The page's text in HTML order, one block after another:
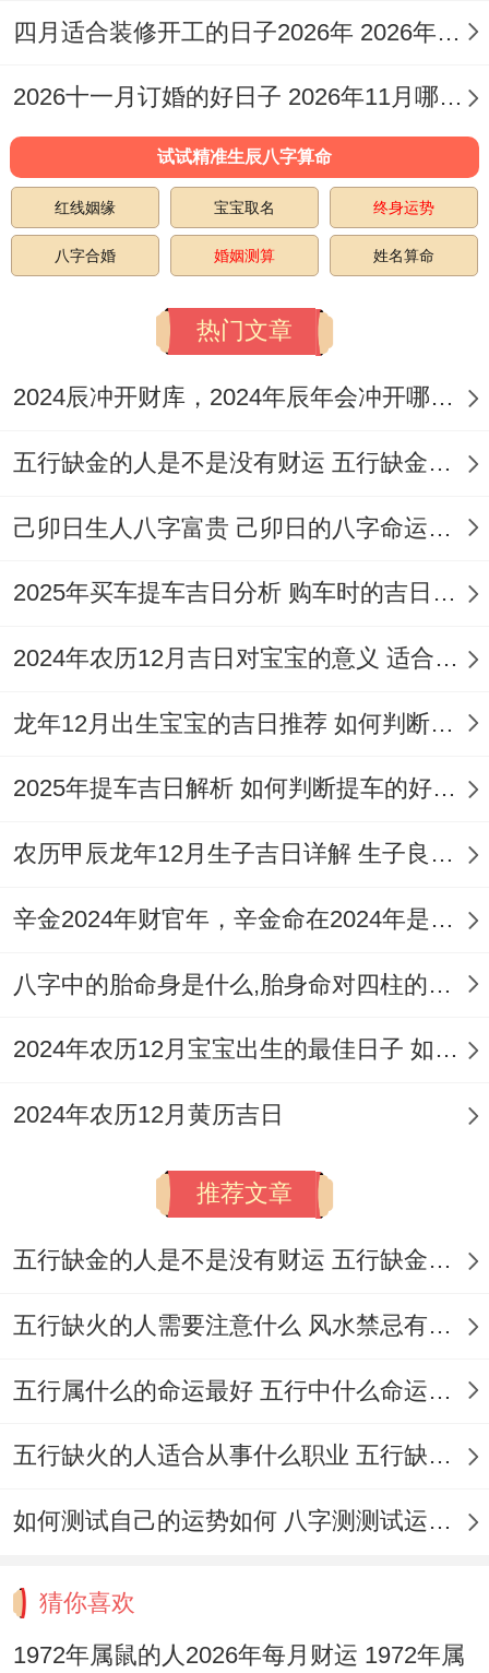
3
正
玉堂
娶、纳
婿、安葬
出行、
动土
3
月
正
月
壬
开市、交
易、挂
祀、祈
福、入宅
安葬、
3
17
日
正
廿
九
未
天德
猎、伐
木、拆
造、动土
开光
月
日
月
十
丙
青龙
祭祀、祈
嗣、斋
醮、嫁
破土、
月
月
壬
破屋、坏
医、治病
开市、
3
二
明堂
冠笄、立
券、交
造、动
土、安机
械
这些吉日由当值吉神护佑，但具体选择仍需
结合个人八字与事项性质！
煞位在正南,流年紫白飞星为一白水星入中
意避开太岁与三煞方位，动土、修建等事宜
尤其不宜朝向这些方位。
四月适合装修开工的日子2026年 2026年四月份适合装修开工的黄道吉日
2026十一月订婚的好日子 2026年11月哪天订婚好
试试精准生辰八字算命
红线姻缘 宝宝取名 终身运势
八字合婚 婚姻测算 姓名算命
热门文章
2024辰冲开财库，2024年辰年会冲开哪些人的财库
五行缺金的人是不是没有财运 五行缺金的人命运好不好
己卯日生人八字富贵 己卯日的八字命运如何
2025年买车提车吉日分析 购车时的吉日与禁忌
2024年农历12月吉日对宝宝的意义 适合龙年宝宝出生的日子有哪些
龙年12月出生宝宝的吉日推荐 如何判断吉日是否适合宝宝
2025年提车吉日解析 如何判断提车的好日子
农历甲辰龙年12月生子吉日详解 生子良辰的影响因素
辛金2024年财官年，辛金命在2024年是财官年还是财印年
八字中的胎命身是什么,胎身命对四柱的影响
2024年农历12月宝宝出生的最佳日子 如何挑选适合的吉日
2024年农历12月黄历吉日
推荐文章
五行缺金的人是不是没有财运 五行缺金的人命运好不好
五行缺火的人需要注意什么 风水禁忌有哪些
五行属什么的命运最好 五行中什么命运势旺盛
五行缺火的人适合从事什么职业 五行缺火的人适合从事的职业有哪些
如何测试自己的运势如何 八字测测试运运程
猜你喜欢
1972年属鼠的人2026年每月财运 1972年属